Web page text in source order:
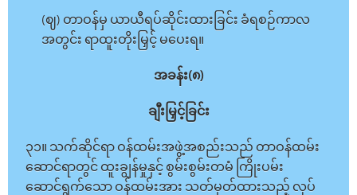
(ဈ) တာဝန်မှ ယာယီရပ်ဆိုင်းထားခြင်း ခံရစဉ်ကာလ
အတွင်း ရာထူးတိုးမြှင့် မပေးရ။
အခန်း(၈)
ချီးမြှင့်ခြင်း
၃၁။ သက်ဆိုင်ရာ ဝန်ထမ်းအဖွဲ့အစည်းသည် တာဝန်ထမ်း
ဆောင်ရာတွင် ထူးချွန်မှုနှင့် စွမ်းစွမ်းတမံ ကြိုးပမ်း
ဆောင်ရွက်သော ဝန်ထမ်းအား သတ်မှတ်ထားသည့် လုပ်